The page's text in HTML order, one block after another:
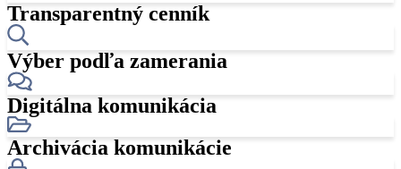
Transparentný cenník
Výber podľa zamerania
Digitálna komunikácia
Archivácia komunikácie